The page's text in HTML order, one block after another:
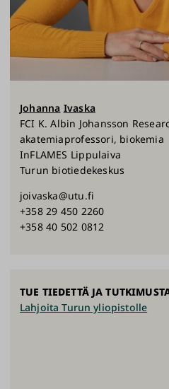
Johanna Ivaska
FCI K. Albin Johansson
akatemiaprofessori, biokemia
InFLAMES Lippulaiva
Turun biotiedekeskus
joivaska@utu.fi
+358 29 450 2260
+358 40 502 0812
TUE TIEDETTÄ JA
Lahjoita Turun yliopistolle